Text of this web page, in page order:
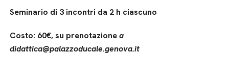
Seminario di 3 incontri da 2 h ciascuno
Costo: 60€, su prenotazionea
didattica@palazzoducale.genova.it